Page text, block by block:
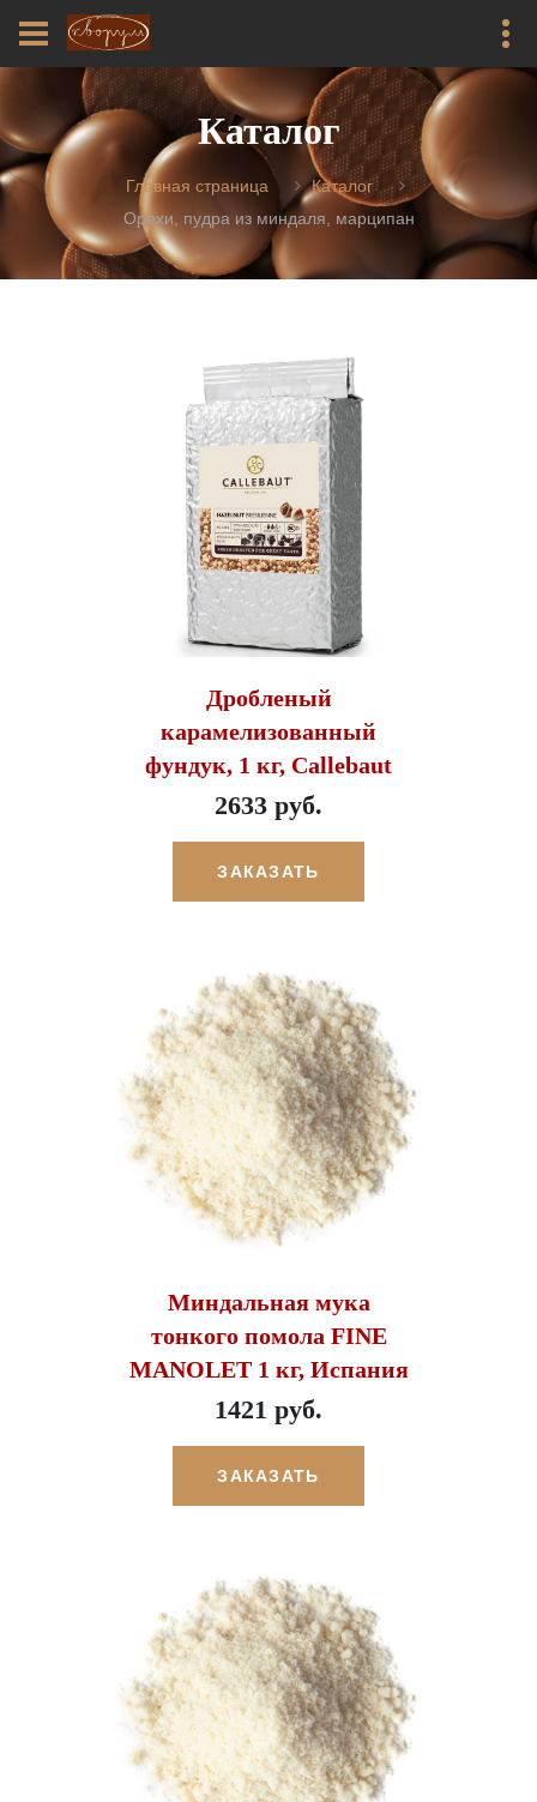
Каталог
Главная страница
Каталог
Орехи, пудра из миндаля, марципан
Дробленый
карамелизованный
фундук, 1 кг, Callebaut
2633 руб.
ЗАКАЗАТЬ
Миндальная мука
тонкого помола FINE
MANOLET 1 кг, Испания
1421 руб.
ЗАКАЗАТЬ